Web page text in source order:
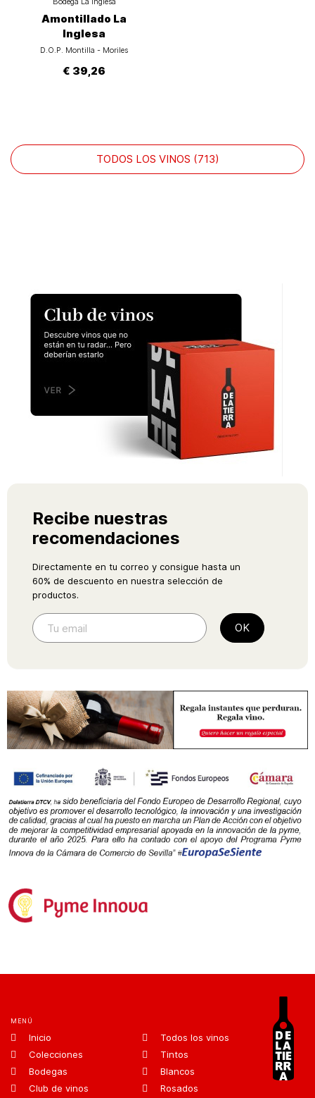
Amontillado La
Inglesa
D.O.P. Montilla - Moriles
€ 39,26
TODOS LOS VINOS (713)
Recibe nuestras
recomendaciones
Directamente en tu correo y consigue hasta un
60% de descuento en nuestra selección de
productos.
MENÚ
Inicio
Colecciones
Bodegas
Club de vinos
Todos los vinos
Tintos
Blancos
Rosados